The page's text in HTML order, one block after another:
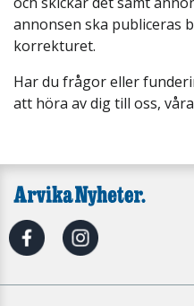
annonsen ska publiceras
korrekturet.
Har du frågor eller
att höra av dig till oss,